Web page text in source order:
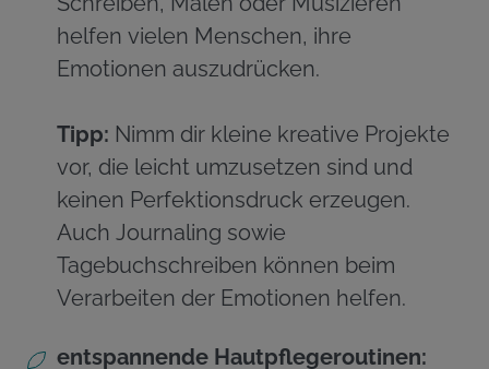
helfen vielen Menschen, ihre
Emotionen auszudrücken.
Tipp: Nimm dir kleine kreative Projekte
vor, die leicht umzusetzen sind und
keinen Perfektionsdruck erzeugen.
Auch Journaling sowie
Tagebuchschreiben können beim
Verarbeiten der Emotionen helfen.
entspannende Hautpflegeroutinen: